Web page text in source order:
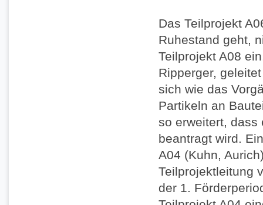
Das Teilprojekt
Ruhestand geht,
Teilprojekt A08
Ripperger,
sich wie das
Partikeln an
so erweitert, dass
beantragt wird.
A04 (Kuhn,
Teilprojektleitung
der 1.